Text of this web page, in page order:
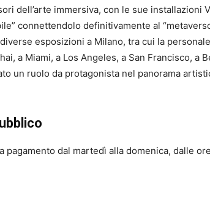
dell’arte immersiva, con le sue installazioni
connettendolo definitivamente al
esposizioni a Milano, tra cui la
a Miami, a Los Angeles, a San Francisco, a
un ruolo da protagonista nel panorama
pagamento dal martedì alla domenica, dalle